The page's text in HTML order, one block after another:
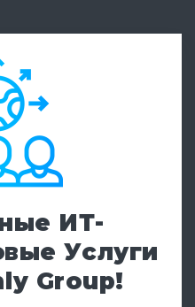
ИТ-
Услуги
Group!